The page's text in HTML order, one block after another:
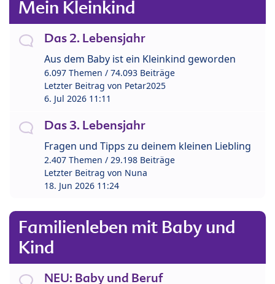
Mein Kleinkind
Das 2. Lebensjahr
Aus dem Baby ist ein Kleinkind geworden
6.097 Themen / 74.093 Beiträge
Letzter Beitrag von Petar2025
6. Jul 2026 11:11
Das 3. Lebensjahr
Fragen und Tipps zu deinem kleinen Liebling
2.407 Themen / 29.198 Beiträge
Letzter Beitrag von Nuna
18. Jun 2026 11:24
Familienleben mit Baby und
Kind
NEU: Baby und Beruf